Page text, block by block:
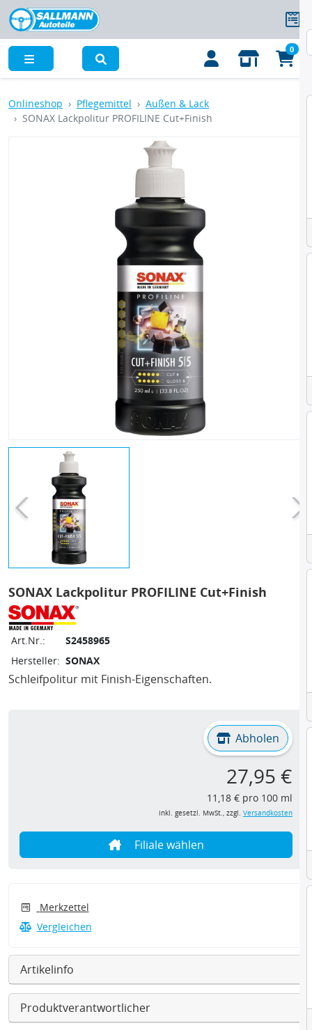
0
Onlineshop Pflegemittel
Außen & Lack
SONAX Lackpolitur PROFILINE Cut+Finish
SONAX Lackpolitur PROFILINE Cut+Finish
Art.Nr.:
S2458965
Hersteller: SONAX
Schleifpolitur mit Finish-Eigenschaften.
Abholen
27,95 €
11,18 € pro 100 ml
inkl. gesetzl. MwSt., zzgl. Versandkosten
Filiale wählen
Merkzettel
Vergleichen
Artikelinfo
Produktverantwortlicher